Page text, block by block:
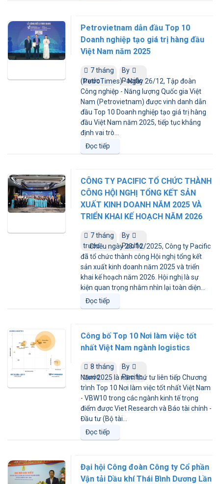
7 tháng
trước
By
Pacific
Petrovietnam dẫn đầu Top 10
Doanh nghiệp tạo giá trị hàng đầu
Việt Nam năm 2025
(PetroTimes) - Ngày 26/12, Tập đoàn
Công nghiệp - Năng lượng Quốc gia Việt
Nam (Petrovietnam) được vinh danh dẫn
đầu Top 10 Doanh nghiệp tạo giá trị hàng
đầu Việt Nam năm 2025, tiếp tục khẳng
định vai trò...
Đọc tiếp
7 tháng
trước
By
Pacific
CÔNG TY PACIFIC TỔ CHỨC THÀNH
CÔNG HỘI NGHỊ TỔNG KẾT SẢN
XUẤT KINH DOANH NĂM 2025 VÀ
TRIỂN KHAI KẾ HOẠCH NĂM 2026
Chiều ngày 23/12/2025, Công ty Pacific
đã tổ chức thành công Hội nghị tổng kết
sản xuất kinh doanh năm 2025 và triển
khai kế hoạch năm 2026. Hội nghị là sự
kiện quan trọng nhằm nhìn lại toàn diện...
Đọc tiếp
8 tháng
trước
By
Pacific
Công bố Top 10 Nơi làm việc tốt
nhất Việt Nam ngành logistics
Năm 2025 là năm thứ tư liên tiếp Chương
trình Top 10 Nơi làm việc tốt nhất Việt Nam
- VBW10 trong các ngành kinh tế trọng
điểm được Viet Research và Báo tài chính -
Đầu tư (Bộ tài...
Đọc tiếp
Đại hội Công đoàn Công ty Cổ phần
Vận tải Dầu khí Thái Bình Dương Lần